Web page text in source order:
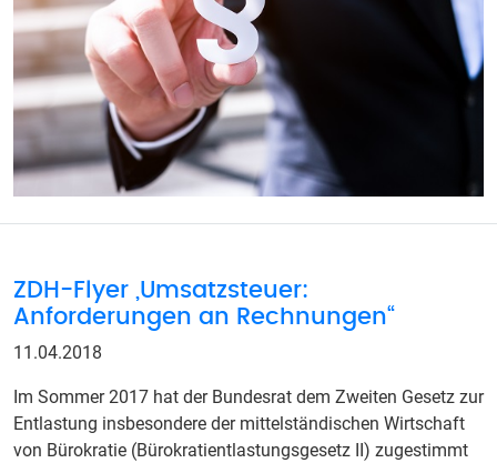
ZDH-Flyer „Umsatzsteuer:
Anforderungen an Rechnungen“
11.04.2018
Im Sommer 2017 hat der Bundesrat dem Zweiten Gesetz zur
Entlastung insbesondere der mittelständischen Wirtschaft
von Bürokratie (Bürokratientlastungsgesetz II) zugestimmt